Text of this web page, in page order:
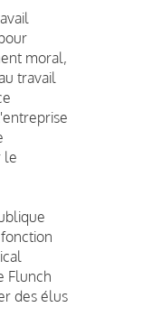
moral,
travail
le
Flunch
des élus